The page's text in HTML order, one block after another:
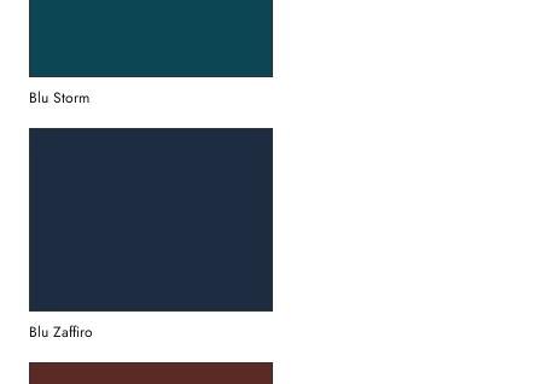
Blu Storm
Blu Zaffiro